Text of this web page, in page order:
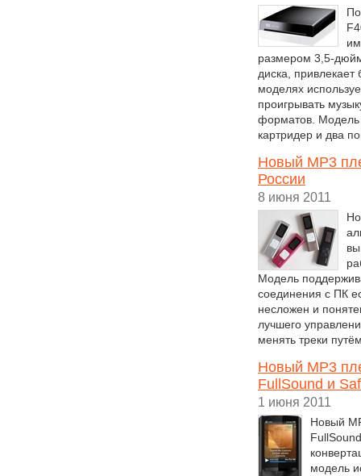
размером 3,5-
диска,
моделях
проигрывать
форматов. Модель
картридер и два
Новый MP3
России
8 июня 2011
Модель
соединения с ПК
несложен и
лучшего
менять треки
Новый MP3
FullSound и
1 июня 2011
Новый
модель